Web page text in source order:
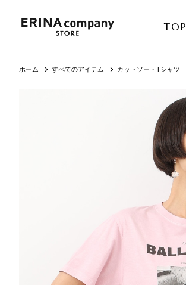
TOP
ホーム すべてのアイテム カットソー・Tシャツ